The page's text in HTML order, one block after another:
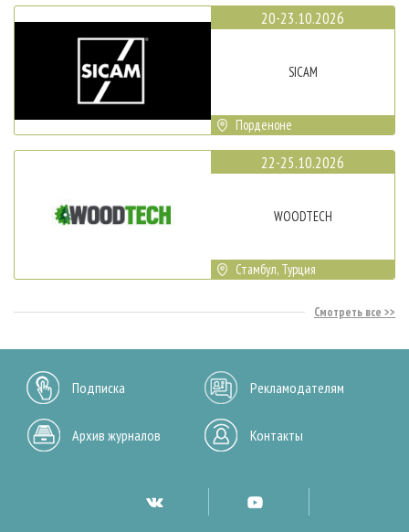
20-23.10.2026
SICAM
Порденоне
22-25.10.2026
WOODTECH
Стамбул, Турция
Смотреть все
Подписка Рекламодателям
Архив журналов Контакты